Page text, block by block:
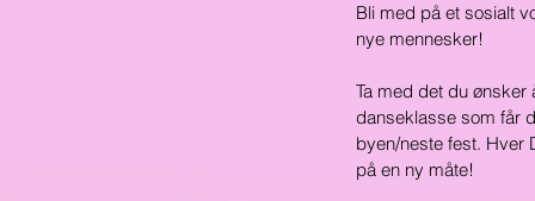
Bli med på et sosialt
nye mennesker!
Ta med det du ønsker
danseklasse som får
byen/neste fest. Hver
på en ny måte!